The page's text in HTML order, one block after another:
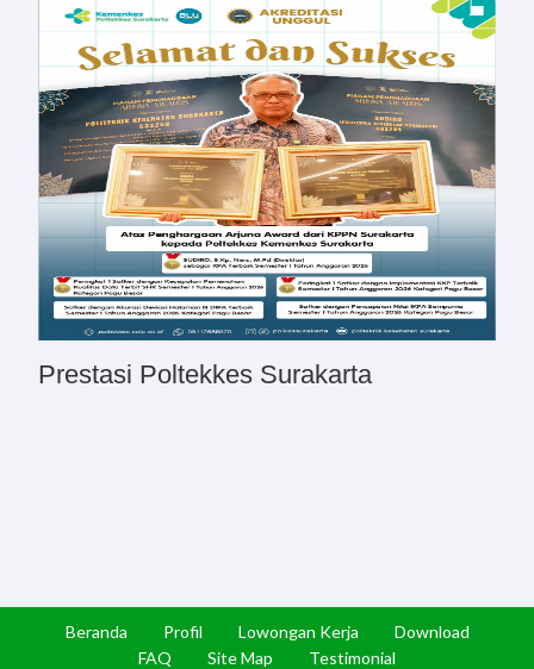
Prestasi Poltekkes Surakarta
Beranda Profil Lowongan Kerja
Download
FAQ
Site Map Testimonial